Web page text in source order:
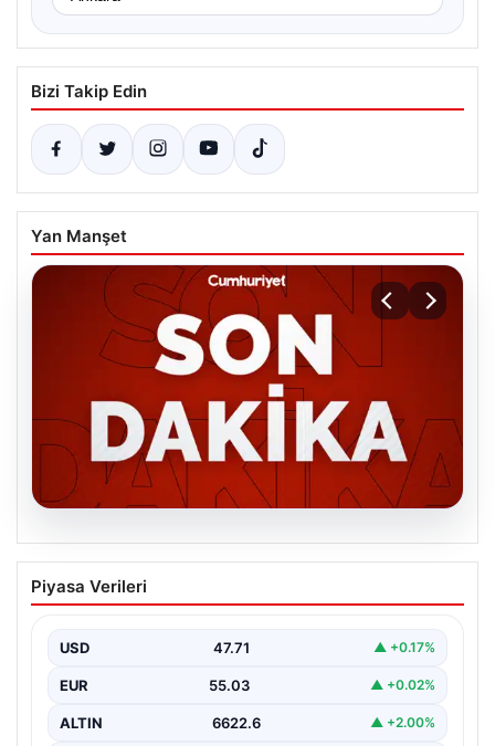
Bizi Takip Edin
Yan Manşet
MGK’den 8 maddelik kritik bildiri: Dikkat
çeken ‘Terörsüz Bölge’ vurgusu
Piyasa Verileri
USD 47.71 ▲ +0.17%
EUR 55.03 ▲ +0.02%
ALTIN 6622.6 ▲ +2.00%